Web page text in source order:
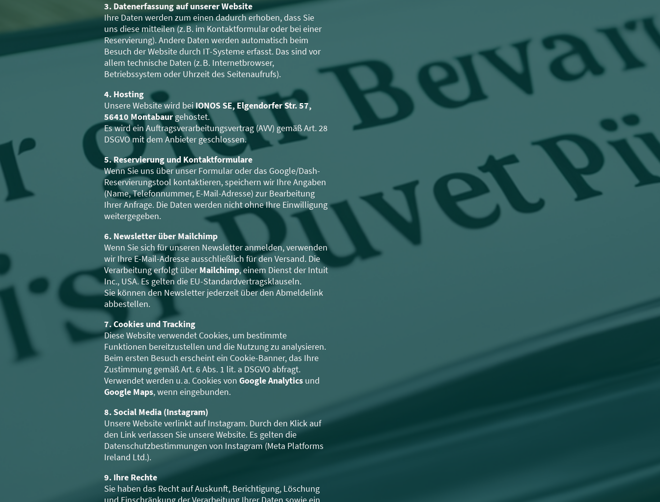
3. Datenerfassung auf unserer Website
Ihre Daten werden zum einen dadurch erhoben, dass Sie
uns diese mitteilen (z. B. im Kontaktformular oder bei einer
Reservierung). Andere Daten werden automatisch beim
Besuch der Website durch IT-Systeme erfasst. Das sind vor
allem technische Daten (z. B. Internetbrowser,
Betriebssystem oder Uhrzeit des Seitenaufrufs).
4. Hosting
Unsere Website wird beiIONOS SE, Elgendorfer Str. 57,
56410 Montabaurgehostet.
Es wird ein Auftragsverarbeitungsvertrag (AVV) gemäß Art. 28
DSGVO mit dem Anbieter geschlossen.
5. Reservierung und Kontaktformulare
Wenn Sie uns über unser Formular oder das Google/Dash-
Reservierungstool kontaktieren, speichern wir Ihre Angaben
(Name, Telefonnummer, E-Mail-Adresse) zur Bearbeitung
Ihrer Anfrage. Die Daten werden nicht ohne Ihre Einwilligung
weitergegeben.
6. Newsletter über Mailchimp
Wenn Sie sich für unseren Newsletter anmelden, verwenden
wir Ihre E-Mail-Adresse ausschließlich für den Versand. Die
Verarbeitung erfolgt überMailchimp, einem Dienst der Intuit
Inc., USA. Es gelten die EU-Standardvertragsklauseln.
Sie können den Newsletter jederzeit über den Abmeldelink
abbestellen.
7. Cookies und Tracking
Diese Website verwendet Cookies, um bestimmte
Funktionen bereitzustellen und die Nutzung zu analysieren.
Beim ersten Besuch erscheint ein Cookie-Banner, das Ihre
Zustimmung gemäß Art. 6 Abs. 1 lit. a DSGVO abfragt.
Verwendet werden u. a. Cookies von Google Analytics und
Google Maps, wenn eingebunden.
8. Social Media (Instagram)
Unsere Website verlinkt auf Instagram. Durch den Klick auf
den Link verlassen Sie unsere Website. Es gelten die
Datenschutzbestimmungen von Instagram (Meta Platforms
Ireland Ltd.).
9. Ihre Rechte
Sie haben das Recht auf Auskunft, Berichtigung, Löschung